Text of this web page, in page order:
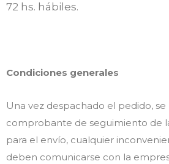
72 hs. hábiles.
Condiciones generales
Una vez despachado el pedido,
comprobante de seguimiento de
para el envío, cualquier
deben comunicarse con la